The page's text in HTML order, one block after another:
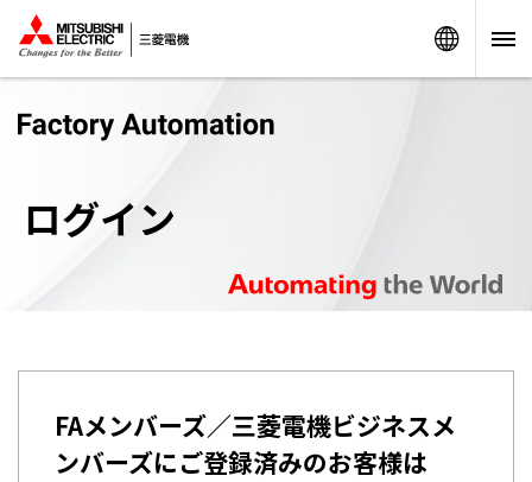
ログイン
FAメンバーズ／三菱電機ビジネスメ
ンバーズにご登録済みのお客様は